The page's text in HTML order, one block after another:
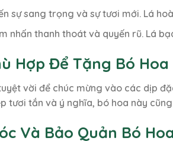
sự sang trọng và sự tươi mới. Lá
nhấn thanh thoát và quyến rũ. Lá
Hợp Để Tặng Bó
vời để chúc mừng vào các dịp
tươi tắn và ý nghĩa, bó hoa này
Và Bảo Quản Bó